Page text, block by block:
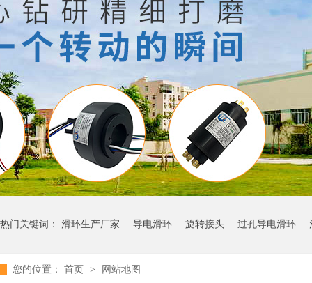
热门关键词： 滑环生产厂家 导电滑环 旋转接头 过孔导电滑环
您的位置： 首页 > 网站地图